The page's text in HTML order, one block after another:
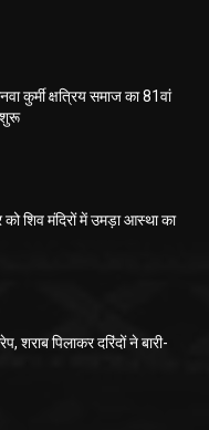
कुर्मी क्षत्रिय समाज का 81वां
शुरू
शिव मंदिरों में उमड़ा आस्था का
शराब पिलाकर दरिंदों ने बारी-